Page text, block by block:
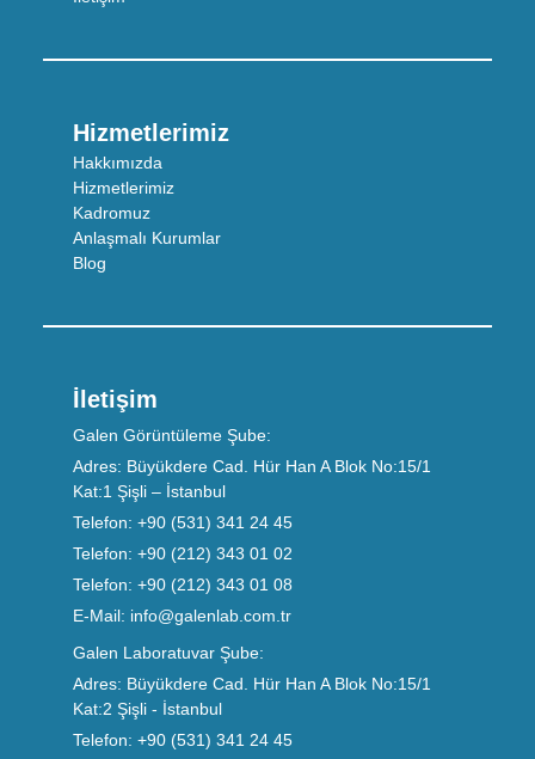
Hizmetlerimiz
Hakkımızda
Hizmetlerimiz
Kadromuz
Anlaşmalı Kurumlar
Blog
İletişim
Galen Görüntüleme Şube:
Adres: Büyükdere Cad. Hür Han A Blok No:15/1
Kat:1 Şişli – İstanbul
Telefon: +90 (531) 341 24 45
Telefon: +90 (212) 343 01 02
Telefon: +90 (212) 343 01 08
E-Mail: info@galenlab.com.tr
Galen Laboratuvar Şube:
Adres: Büyükdere Cad. Hür Han A Blok No:15/1
Kat:2 Şişli - İstanbul
Telefon: +90 (531) 341 24 45